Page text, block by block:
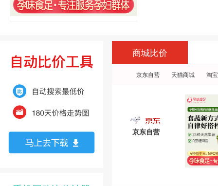
商城比价
京东自营 天猫商城 淘
京东自营